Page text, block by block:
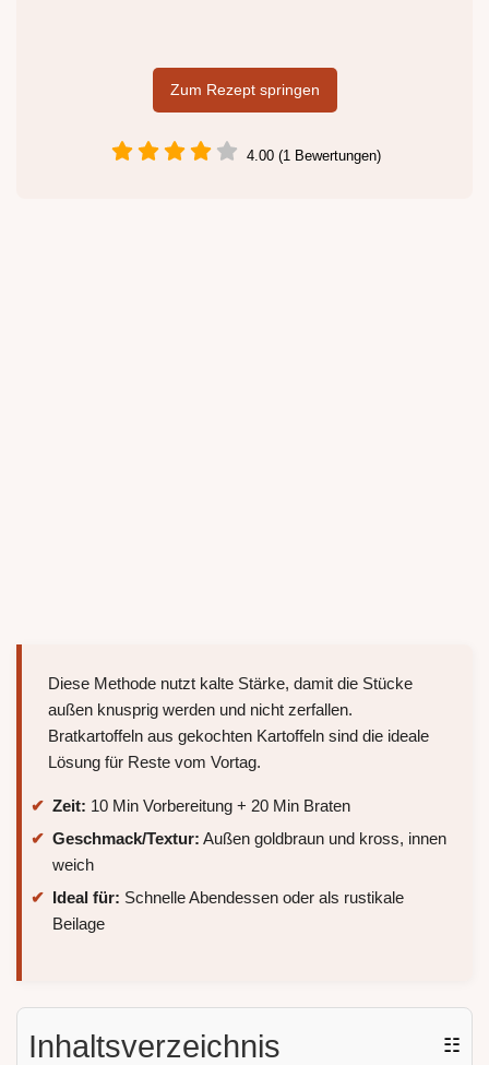
Zum Rezept springen
4.00 (1 Bewertungen)
Diese Methode nutzt kalte Stärke, damit die Stücke
außen knusprig werden und nicht zerfallen.
Bratkartoffeln aus gekochten Kartoffeln sind die ideale
Lösung für Reste vom Vortag.
Zeit: 10 Min Vorbereitung + 20 Min Braten
Geschmack/Textur: Außen goldbraun und kross, innen
weich
Ideal für: Schnelle Abendessen oder als rustikale
Beilage
Inhaltsverzeichnis ☷